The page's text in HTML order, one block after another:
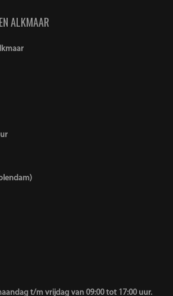
ALKMAAR
t/m vrijdag van 09:00 tot 17:00 uur.